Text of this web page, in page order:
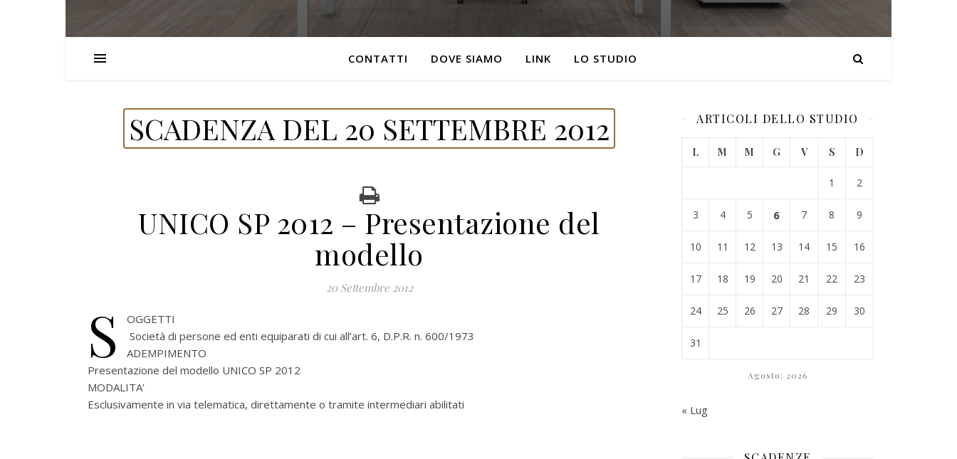
CONTATTI DOVE SIAMO LINK LO STUDIO
SCADENZA DEL 20 SETTEMBRE 2012
UNICO SP 2012 – Presentazione del
modello
20 Settembre 2012
S
OGGETTI
Società di persone ed enti equiparati di cui all’art. 6, D.P.R. n. 600/1973
ADEMPIMENTO
Presentazione del modello UNICO SP 2012
MODALITA’
Esclusivamente in via telematica, direttamente o tramite intermediari abilitati
ARTICOLI DELLO STUDIO
Agosto: 2026
L M M G V S D
1 2
3 4 5 6 7 8 9
10 11 12 13 14 15 16
17 18 19 20 21 22 23
24 25 26 27 28 29 30
31
« Lug